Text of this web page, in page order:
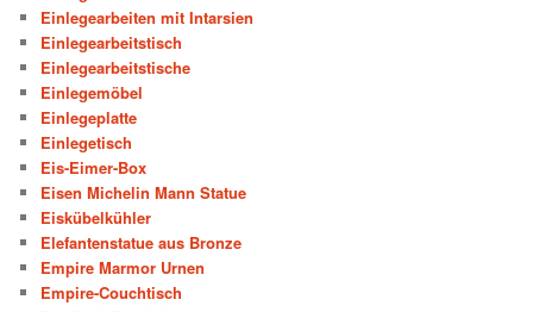
Einlegearbeiten mit Intarsien
Einlegearbeitstisch
Einlegearbeitstische
Einlegemöbel
Einlegeplatte
Einlegetisch
Eis-Eimer-Box
Eisen Michelin Mann Statue
Eiskübelkühler
Elefantenstatue aus Bronze
Empire Marmor Urnen
Empire-Couchtisch